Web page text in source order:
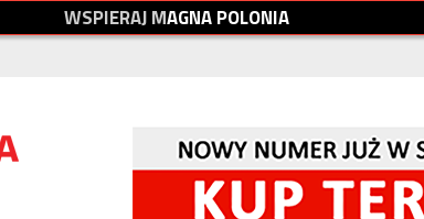
WSPIERAJMAGNAPOLONIA